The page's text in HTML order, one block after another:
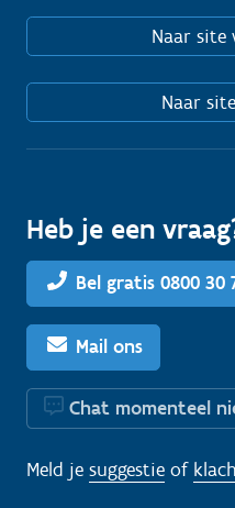
Naar site
Naar
Heb je een
Bel gratis 0800 30
Mail ons
Chat momenteel
Meld je suggestie of